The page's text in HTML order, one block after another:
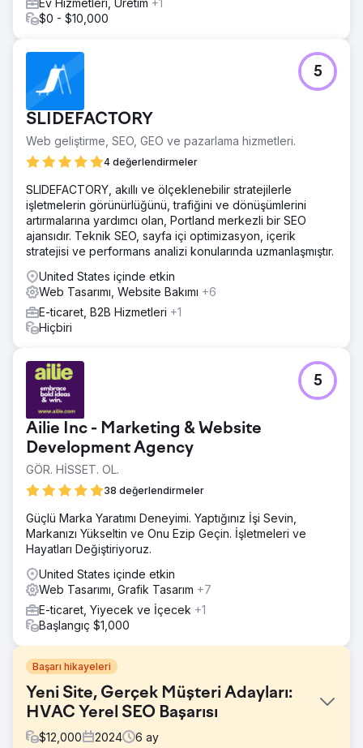
$0 - $10,000
SLIDEFACTORY
Web geliştirme, SEO, GEO ve pazarlama hizmetleri.
4 değerlendirmeler
5
SLIDEFACTORY, akıllı ve ölçeklenebilir stratejilerle
işletmelerin görünürlüğünü, trafiğini ve dönüşümlerini
artırmalarına yardımcı olan, Portland merkezli bir SEO
ajansıdır. Teknik SEO, sayfa içi optimizasyon, içerik
stratejisi ve performans analizi konularında uzmanlaşmıştır.
United States içinde etkin
Web Tasarımı, Website Bakımı +6
E-ticaret, B2B Hizmetleri +1
Hiçbiri
Ailie Inc - Marketing & Website
Development Agency
GÖR. HİSSET. OL.
38 değerlendirmeler
5
Güçlü Marka Yaratımı Deneyimi. Yaptığınız İşi Sevin,
Markanızı Yükseltin ve Onu Ezip Geçin. İşletmeleri ve
Hayatları Değiştiriyoruz.
United States içinde etkin
Web Tasarımı, Grafik Tasarım +7
E-ticaret, Yiyecek ve İçecek +1
Başlangıç $1,000
Başarı hikayeleri
Yeni Site, Gerçek Müşteri Adayları:
HVAC Yerel SEO Başarısı
$12,000 2024 6 ay